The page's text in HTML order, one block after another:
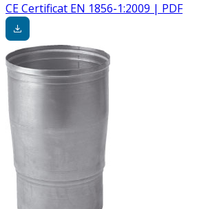
CE Certificat EN 1856-1:2009 | PDF